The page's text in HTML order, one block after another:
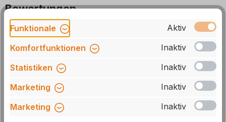
Bewertungen
8 von 8 Bewertungen
Durchschnittliche Bewertung von 4.6 von 5 Sternen
4.63 von 5 Sternen
Funktionale
Aktiv
Komfortfunktionen
Inaktiv
Statistiken
Inaktiv
Marketing
Inaktiv
Marketing
Inaktiv